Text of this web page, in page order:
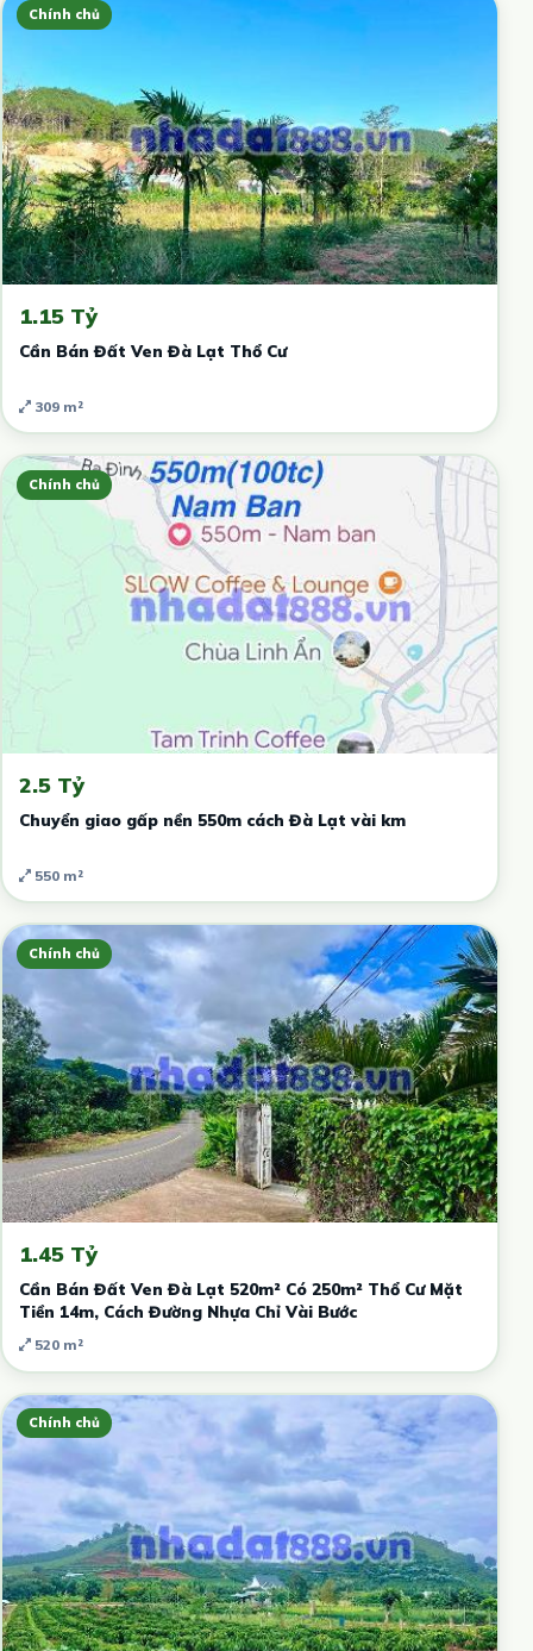
Chính chủ
1.15 Tỷ
Cần Bán Đất Ven Đà Lạt Thổ Cư
309 m²
Chính chủ
2.5 Tỷ
Chuyển giao gấp nền 550m cách Đà Lạt vài km
550 m²
Chính chủ
1.45 Tỷ
Cần Bán Đất Ven Đà Lạt 520m² Có 250m² Thổ Cư Mặt
Tiền 14m, Cách Đường Nhựa Chỉ Vài Bước
520 m²
Chính chủ